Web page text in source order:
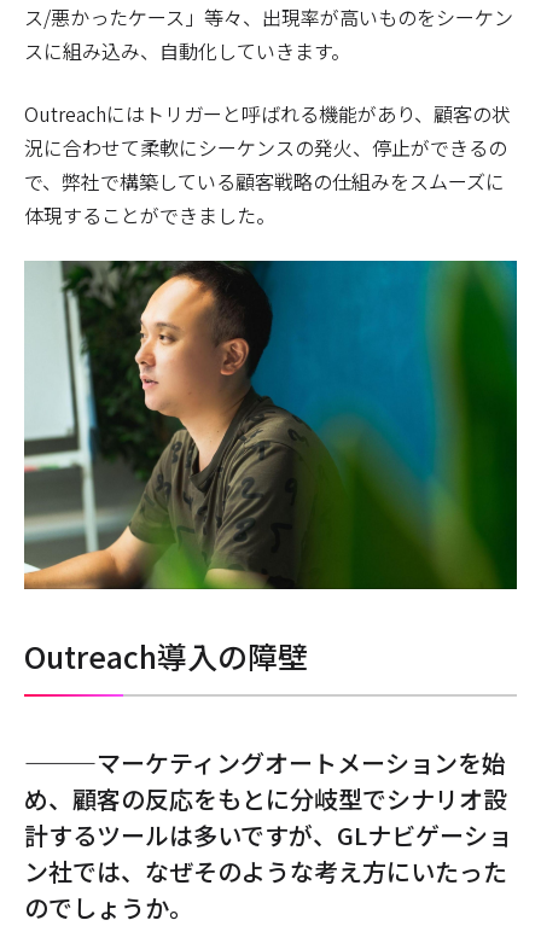
ス/悪かったケース」等々、出現率が高いものをシーケン
スに組み込み、自動化していきます。
Outreachにはトリガーと呼ばれる機能があり、顧客の状
況に合わせて柔軟にシーケンスの発火、停止ができるの
で、弊社で構築している顧客戦略の仕組みをスムーズに
体現することができました。
Outreach導入の障壁
―――マーケティングオートメーションを始
め、顧客の反応をもとに分岐型でシナリオ設
計するツールは多いですが、GLナビゲーショ
ン社では、なぜそのような考え方にいたった
のでしょうか。